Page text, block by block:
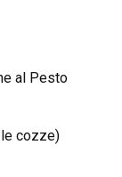
al Pesto
cozze)